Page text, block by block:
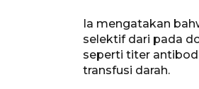
Ia mengatakan
selektif dari pada
seperti titer
transfusi darah.